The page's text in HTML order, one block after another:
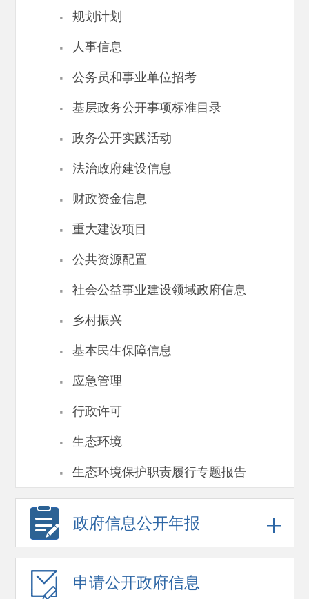
· 规划计划
· 人事信息
· 公务员和事业单位招考
· 基层政务公开事项标准目录
· 政务公开实践活动
· 法治政府建设信息
· 财政资金信息
· 重大建设项目
· 公共资源配置
· 社会公益事业建设领域政府信息
· 乡村振兴
· 基本民生保障信息
· 应急管理
· 行政许可
· 生态环境
· 生态环境保护职责履行专题报告
政府信息公开年报
申请公开政府信息